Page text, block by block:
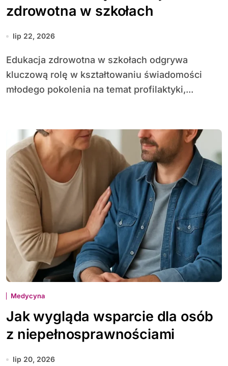
zdrowotna w szkołach
lip 22, 2026
Edu­kacja zdrowotna w szkołach odgrywa
kluczową rolę w kształtowaniu świadomości
młodego pokolenia na temat profilaktyki,...
Medycyna
Jak wygląda wsparcie dla osób
z niepełnosprawnościami
lip 20, 2026